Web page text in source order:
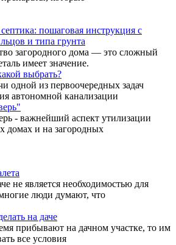
пошаговая инструкция с
и типа грунта
загородного дома — это сложный
имеет значение.
выбрать?
одной из первоочередных задач
автономной канализации
- важнейший аспект утилизации
домах и на загородных
не является необходимостью для
люди думают, что
на даче
прибывают на дачном участке, то им
все условия